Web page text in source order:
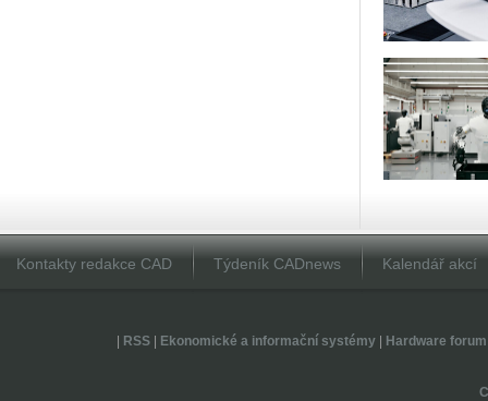
Kontakty redakce CAD Týdeník CADnews Kalendář akcí
RSS| Ekonomické a informační systémy| Hardware forum